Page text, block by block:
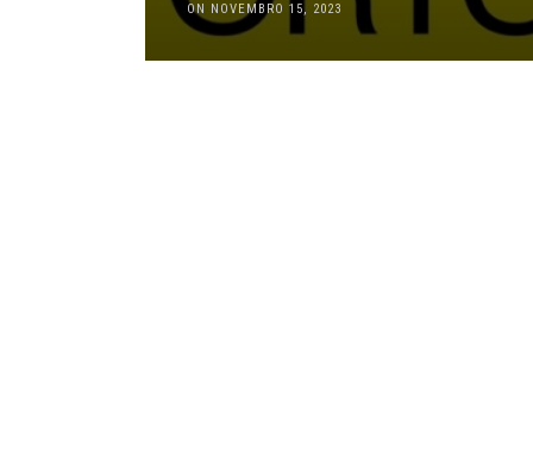
ON NOVEMBRO 15, 2023